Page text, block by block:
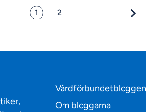
1 2
Vårdförbundetbloggen
Om bloggarna